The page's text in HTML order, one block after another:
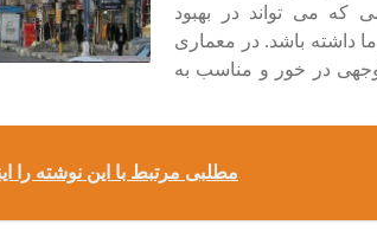
می تواند در بهبود
داشته باشد. در معماری
در خور و مناسب به
مطلبی مرتبط با این نوشته را